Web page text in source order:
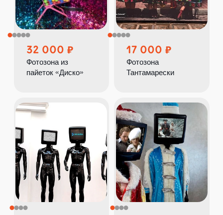
32 000
Фотозона из
пайеток «Диско»
17 000
Фотозона
Тантамарески